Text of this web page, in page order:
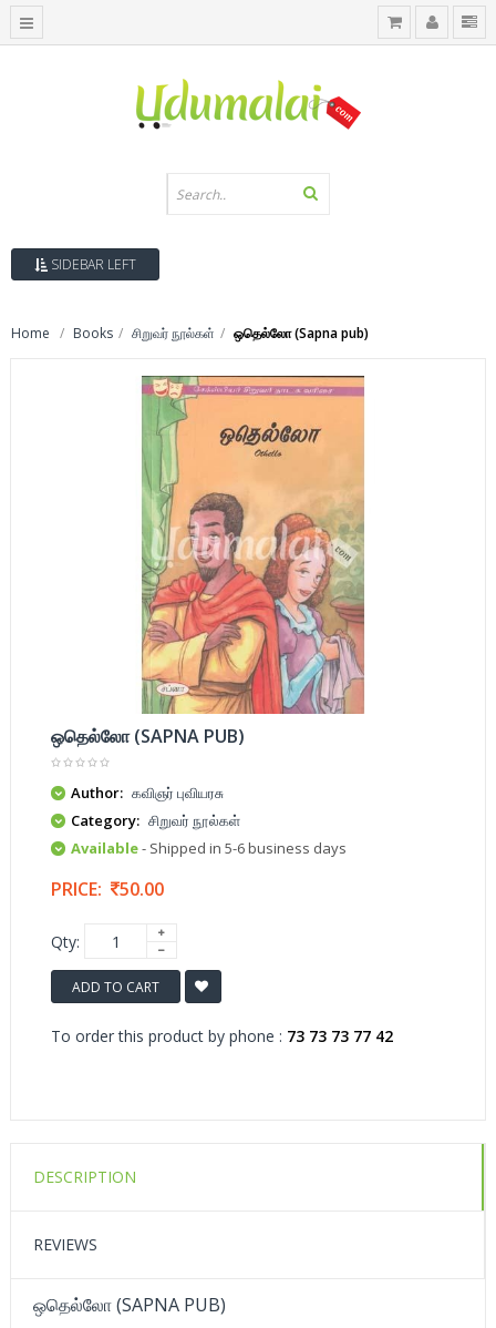
SIDEBAR LEFT
Home Books சிறுவர் நூல்கள் ஒதெல்லோ (Sapna pub)
ஒதெல்லோ (SAPNA PUB)
Author: கவிஞர் புவியரசு
Category: சிறுவர் நூல்கள்
Available- Shipped in 5-6 business days
PRICE: 50.00
Qty:
ADD TO CART
To order this product by phone : 73 73 73 77 42
DESCRIPTION
REVIEWS
ஒதெல்லோ (SAPNA PUB)